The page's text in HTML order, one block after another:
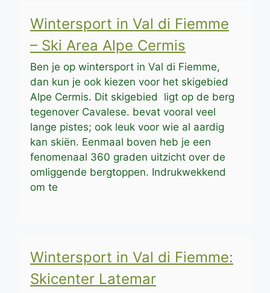
Wintersport in Val di Fiemme
– Ski Area Alpe Cermis
Ben je op wintersport in Val di Fiemme,
dan kun je ook kiezen voor het skigebied
Alpe Cermis. Dit skigebied ligt op de berg
tegenover Cavalese. bevat vooral veel
lange pistes; ook leuk voor wie al aardig
kan skiën. Eenmaal boven heb je een
fenomenaal 360 graden uitzicht over de
omliggende bergtoppen. Indrukwekkend
om te
Wintersport in Val di Fiemme:
Skicenter Latemar